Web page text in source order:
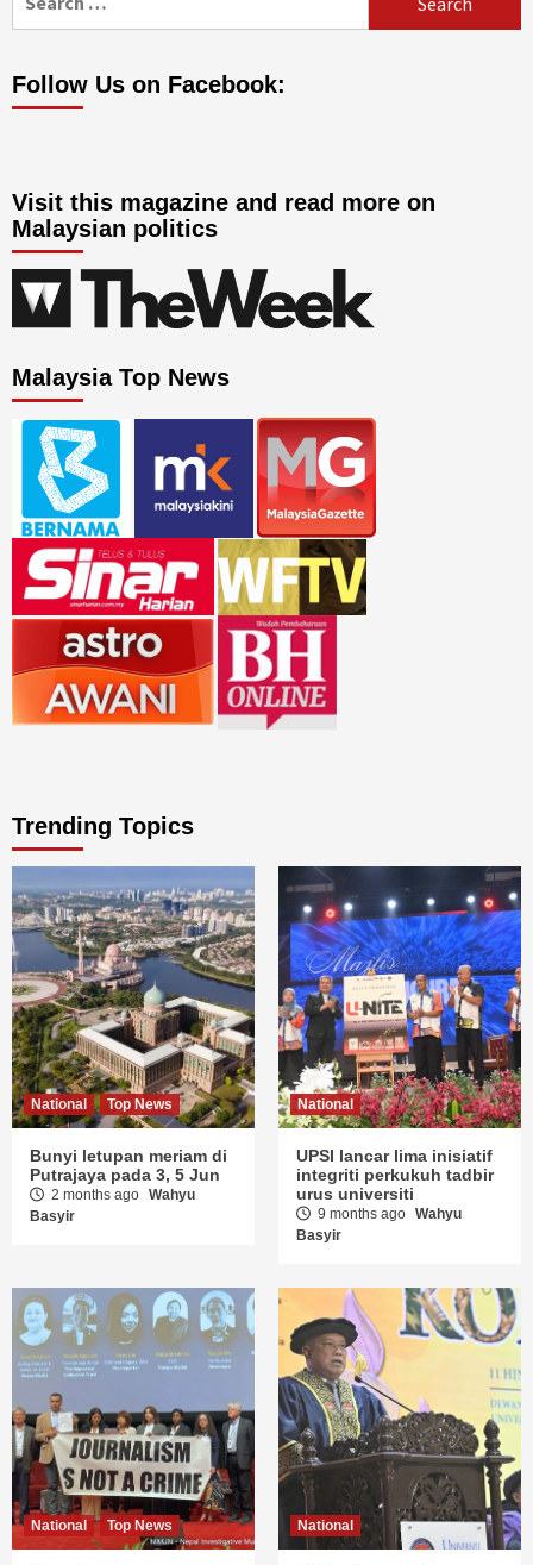
Follow Us on Facebook:
Visit this magazine and read more on
Malaysian politics
Malaysia Top News
Trending Topics
National Top News
Bunyi letupan meriam di
Putrajaya pada 3, 5 Jun
2 months ago Wahyu
Basyir
National
UPSI lancar lima inisiatif
integriti perkukuh tadbir
urus universiti
9 months ago Wahyu
Basyir
National Top News National